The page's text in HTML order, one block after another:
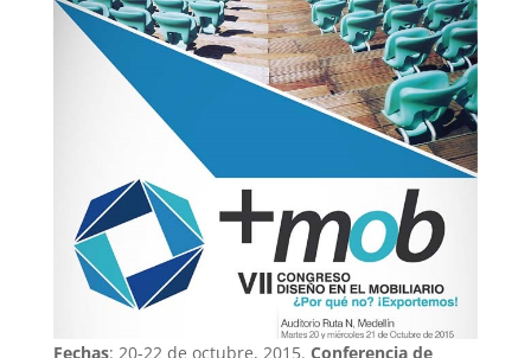
Fechas: 20-22 de octubre, 2015. Conferencia de